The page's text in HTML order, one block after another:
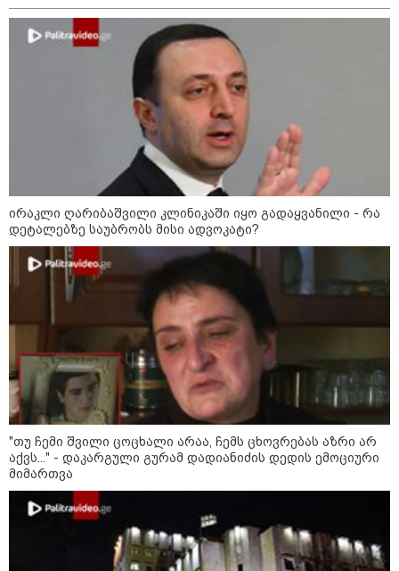
ყველაზე კარგი/ცუდი ქვეყნები
ემიგრანტებისთვის 2026 წელს
2026 წლის ყველაზე გაყიდვადი
ავტომობილები - Focus2Move-ის
რეიტინგი
აფრიკის ქვეყნები ამერიკულ
დოლარზე უარს ამბობენ
პოლიტიკა
ირაკლი ღარიბაშვილი კლინიკაში იყო გადაყვანილი - რა
დეტალებზე საუბრობს მისი ადვოკატი?
"თუ ჩემი შვილი ცოცხალი არაა, ჩემს ცხოვრებას აზრი არ
აქვს..." - დაკარგული გურამ დადიანიძის დედის ემოციური
მიმართვა